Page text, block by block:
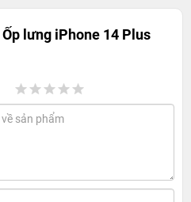
Ốp lưng iPhone 14 Plus